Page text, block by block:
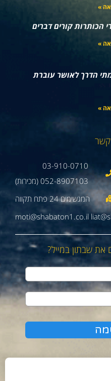
»
הכותרות קורים דברים
»
הדרך לאושר עוברת
»
קשר
03-910-0710
052-8907103 (מכירות)
moti@shabaton1.co.il
את שבתון במייל?